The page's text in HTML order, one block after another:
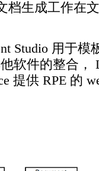
档生成工作在
Studio 用于模
软件的整合，
提供 RPE 的